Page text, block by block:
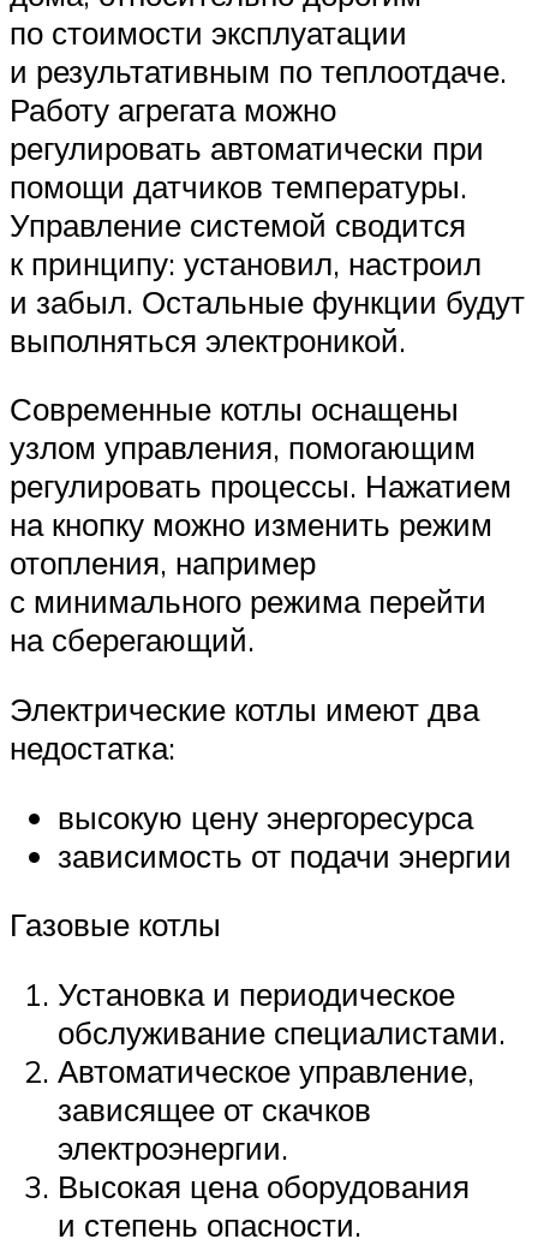
по стоимости эксплуатации
и результативным по теплоотдаче.
Работу агрегата можно
регулировать автоматически при
помощи датчиков температуры.
Управление системой сводится
к принципу: установил, настроил
и забыл. Остальные функции будут
выполняться электроникой.
Современные котлы оснащены
узлом управления, помогающим
регулировать процессы. Нажатием
на кнопку можно изменить режим
отопления, например
с минимального режима перейти
на сберегающий.
Электрические котлы имеют два
недостатка:
высокую цену энергоресурса
зависимость от подачи энергии
Газовые котлы
Установка и периодическое
обслуживание специалистами.
Автоматическое управление,
зависящее от скачков
электроэнергии.
Высокая цена оборудования
и степень опасности.